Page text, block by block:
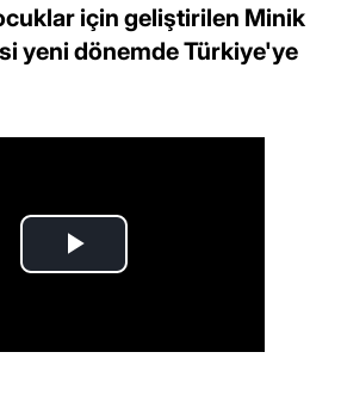
için geliştirilen Minik
yeni dönemde Türkiye'ye